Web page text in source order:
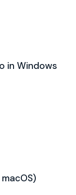
in Windows